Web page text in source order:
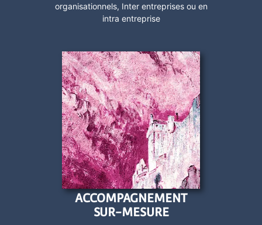
organisationnels, Inter entreprisesou en
intra entreprise
ACCOMPAGNEMENT
SUR-MESURE